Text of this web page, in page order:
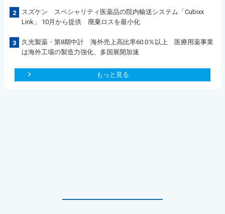
2
スズケン スペシャリティ医薬品の院内輸送システム「Cubixx
Link」 10月から提供 廃棄ロスを最小化
3
久光製薬・第8期中計 海外売上高比率60.0％以上 医療用薬事業
は海外工場の製造力強化、多国展開加速
もっと見る